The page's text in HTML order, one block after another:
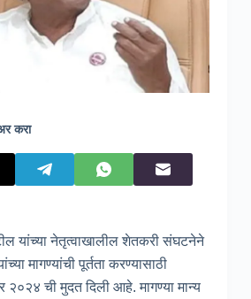
करा
यांच्या नेतृत्वाखालील शेतकरी संघटनेने
मागण्यांची पूर्तता करण्यासाठी
ची मुदत दिली आहे. मागण्या मान्य